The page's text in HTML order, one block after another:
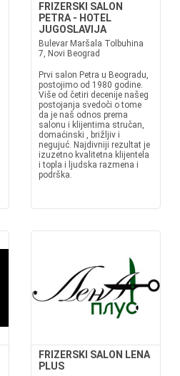
FRIZERSKI SALON
PETRA - HOTEL
JUGOSLAVIJA
Bulevar Maršala Tolbuhina
7, Novi Beograd
Prvi salon Petra u Beogradu,
postojimo od 1980 godine.
Više od četiri decenije našeg
postojanja svedoči o tome
da je naš odnos prema
salonu i klijentima stručan,
domaćinski , brižljiv i
negujuć. Najdivniji rezultat je
izuzetno kvalitetna klijentela
i topla i ljudska razmena i
podrška.
FRIZERSKI SALON LENA
PLUS